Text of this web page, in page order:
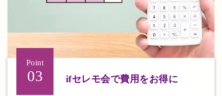
Point
03 ifセレモ会で費用をお得に